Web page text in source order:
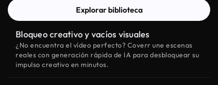
Explorar biblioteca
Bloqueo creativo y vacíos visuales
¿No encuentra el vídeo perfecto? Coverr une escenas
reales con generación rápida de IA para desbloquear su
impulso creativo en minutos.